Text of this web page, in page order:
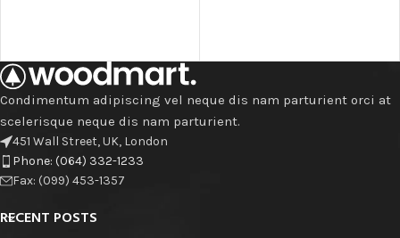
Condimentum adipiscing vel neque dis nam parturient orci at
scelerisque neque dis nam parturient.
451 Wall Street, UK, London
Phone: (064) 332-1233
Fax: (099) 453-1357
RECENT POSTS